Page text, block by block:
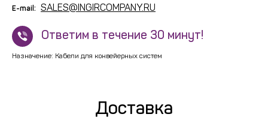
E-mail: SALES@INGIRCOMPANY.RU
! Ответим в течение 30 минут!
Назначение: Кабели для конвейерных систем
Доставка